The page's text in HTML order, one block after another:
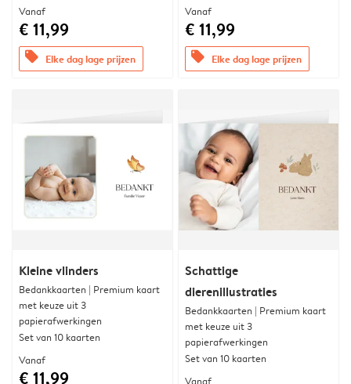
Vanaf
€ 11,99
offers Elke dag lage prijzen
Vanaf
€ 11,99
offers Elke dag lage prijzen
Kleine vlinders
Bedankkaarten | Premium kaart
met keuze uit 3
papierafwerkingen
Set van 10 kaarten
Vanaf
€ 11,99
Schattige
dierenillustraties
Bedankkaarten | Premium kaart
met keuze uit 3
papierafwerkingen
Set van 10 kaarten
Vanaf